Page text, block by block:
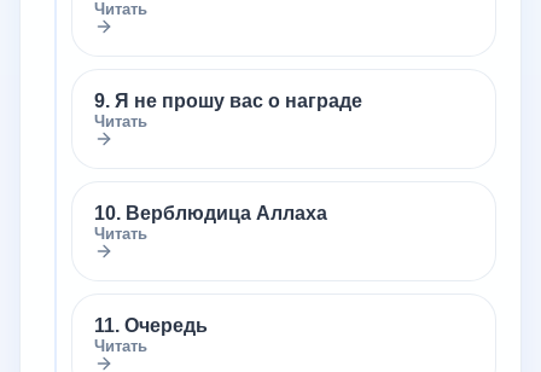
Читать
9. Я не прошу вас о награде
Читать
10. Верблюдица Аллаха
Читать
11. Очередь
Читать